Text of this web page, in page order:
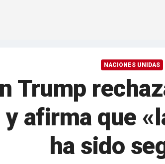
NACIONES UNIDAS
Trump
afirma que
ha sido